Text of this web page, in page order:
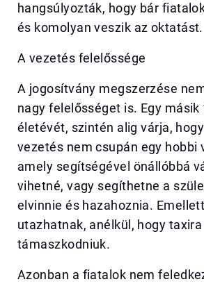
hangsúlyozták, hogy bár
és komolyan veszik az oktatást.
A vezetés felelőssége
A jogosítvány megszerzése
nagy felelősséget is. Egy
életévét, szintén alig várja,
vezetés nem csupán egy hobbi
amely segítségével önállóbbá
vihetné, vagy segíthetne a
elvinnie és hazahoznia.
utazhatnak, anélkül, hogy
támaszkodniuk.
Azonban a fiatalok nem